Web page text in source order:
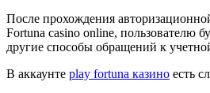
После прохождения
Fortuna casino online, пользователю
другие способы обращений к
В аккаунте play fortuna казино есть